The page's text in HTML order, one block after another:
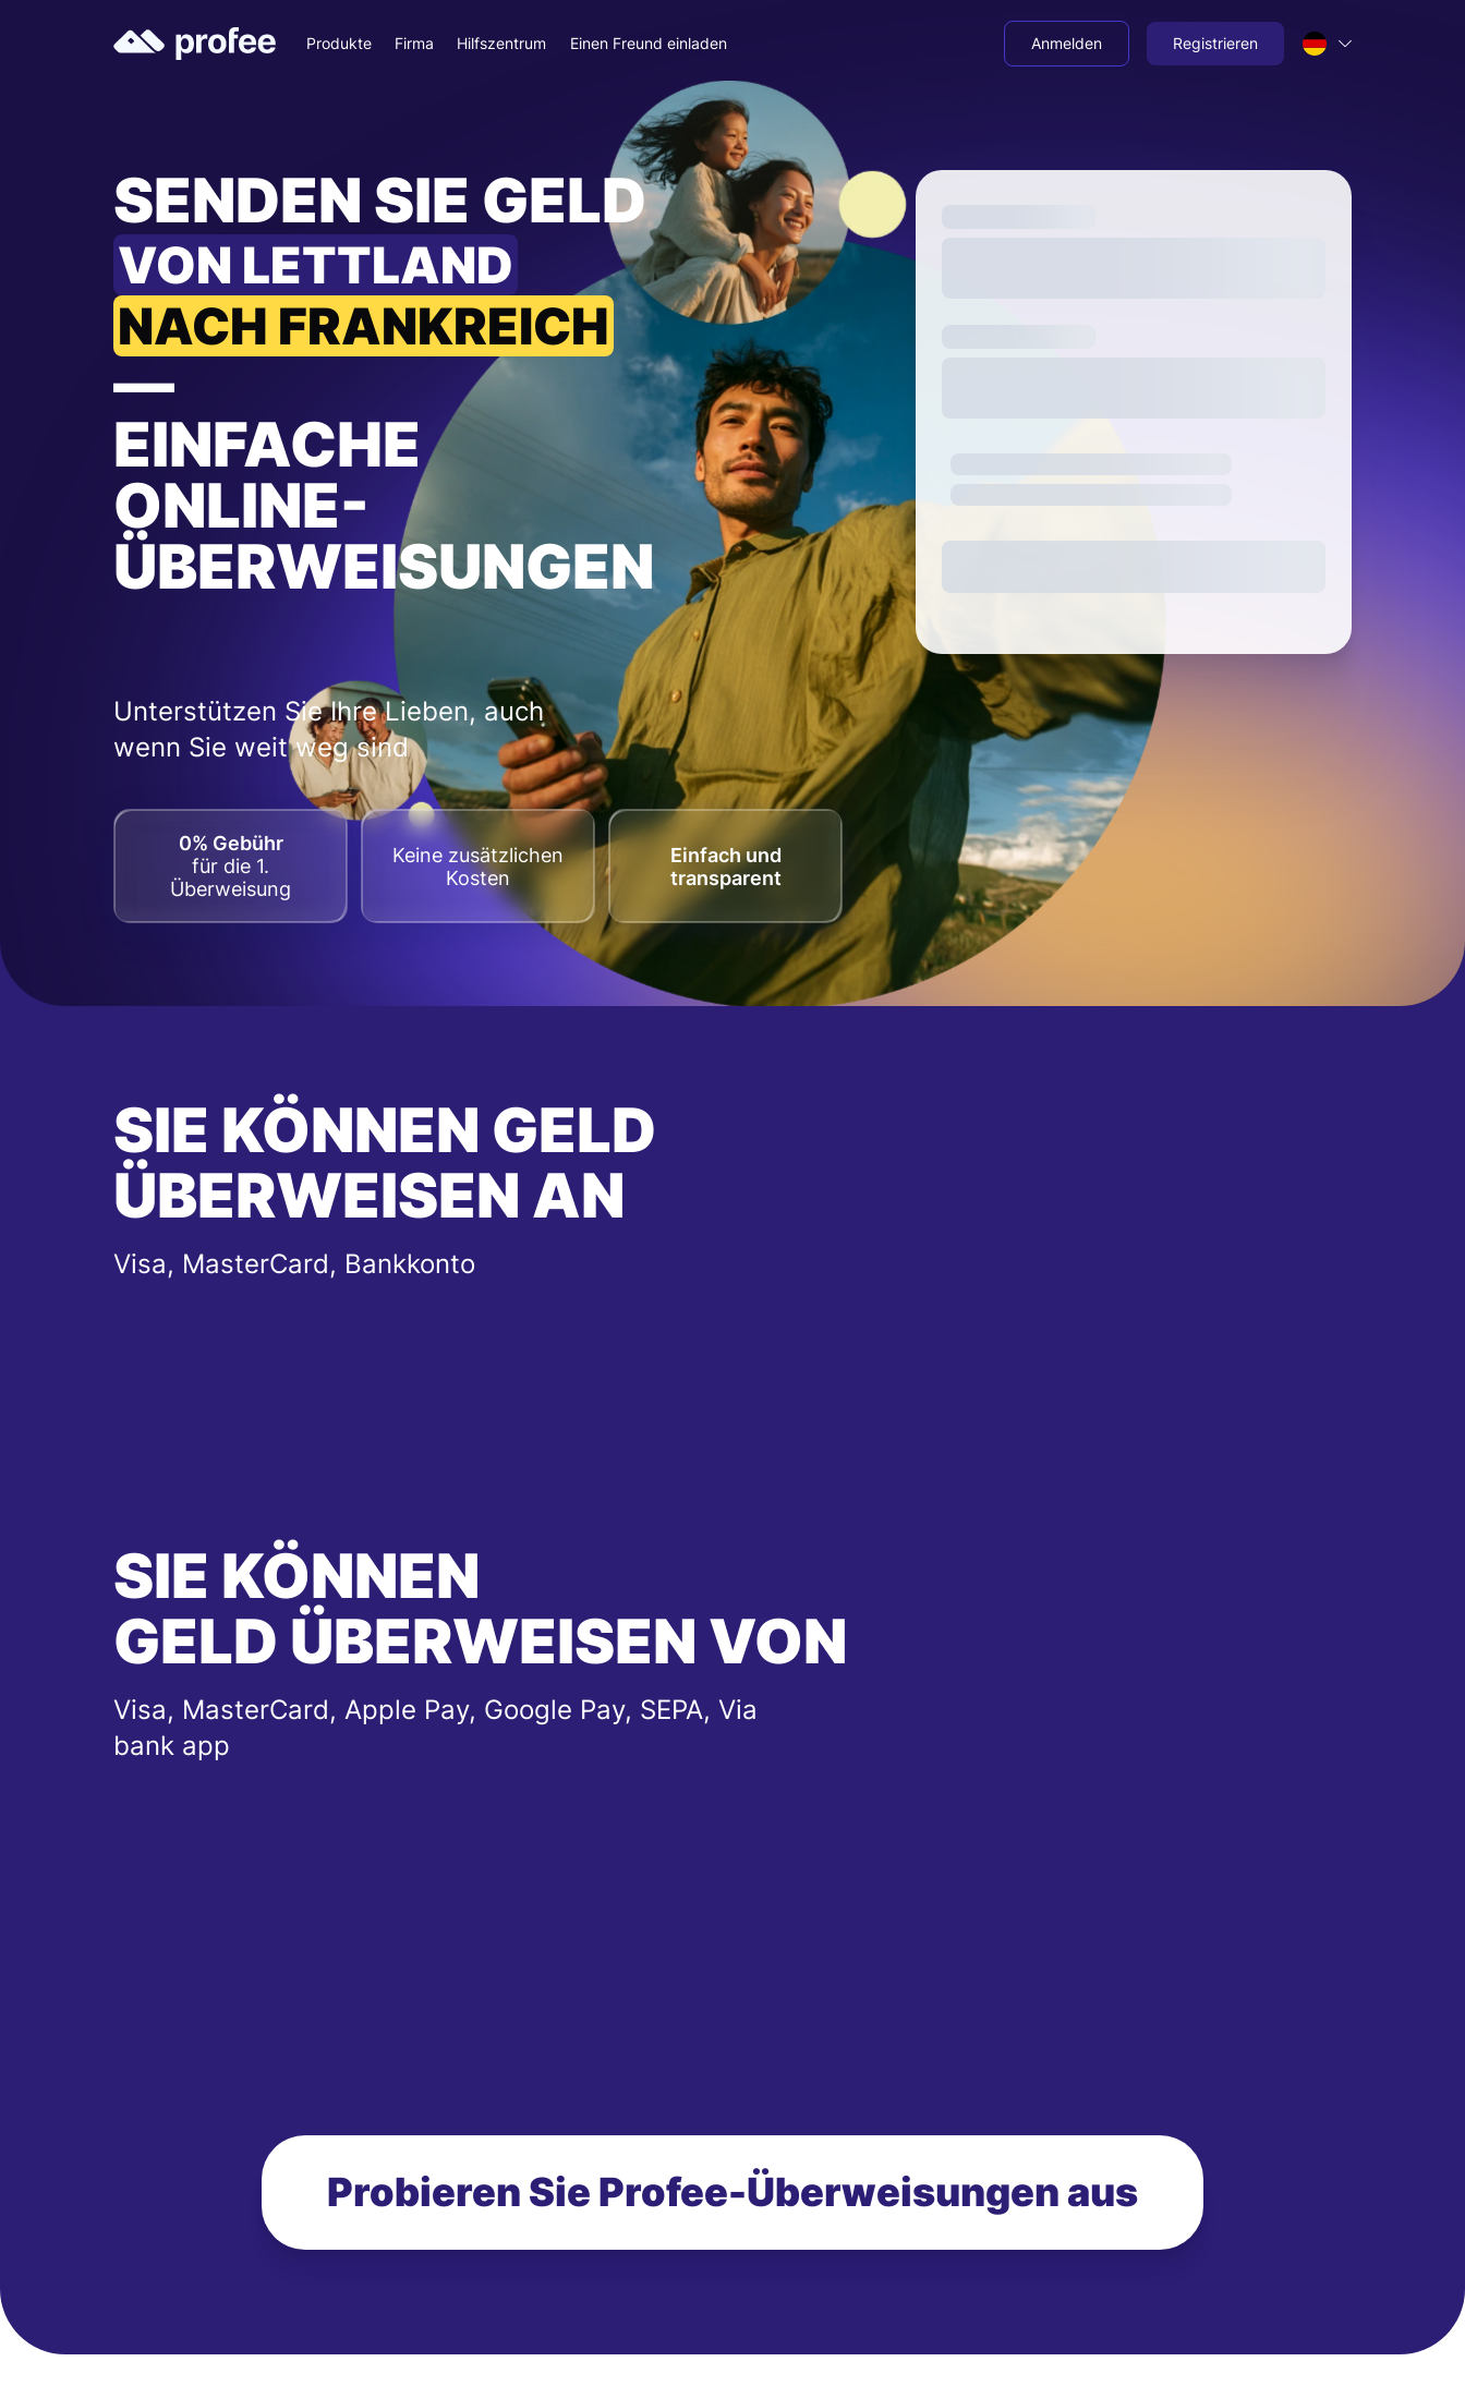
Produkte Firma Hilfszentrum Einen Freund einladen Anmelden Registrieren
SENDEN SIE GELD
VON LETTLAND
NACH FRANKREICH
—
EINFACHE
ONLINE-
ÜBERWEISUNGEN
Unterstützen Sie Ihre Lieben, auch
wenn Sie weit weg sind
0% Gebühr
für die 1.
Überweisung
Keine zusätzlichen
Kosten
Einfach und
transparent
SIE KÖNNEN GELD
ÜBERWEISEN AN
Visa, MasterCard, Bankkonto
SIE KÖNNEN
GELD ÜBERWEISEN VON
Visa, MasterCard, Apple Pay, Google Pay, SEPA, Via
bank app
Probieren Sie Profee-Überweisungen aus